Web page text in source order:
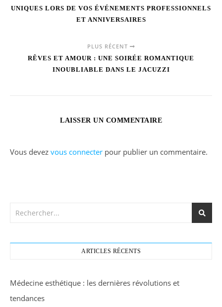
UNIQUES LORS DE VOS ÉVÉNEMENTS PROFESSIONNELS
ET ANNIVERSAIRES
PLUS RÉCENT
RÊVES ET AMOUR : UNE SOIRÉE ROMANTIQUE
INOUBLIABLE DANS LE JACUZZI
LAISSER UN COMMENTAIRE
Vous devez vous connecter pour publier un commentaire.
ARTICLES RÉCENTS
Médecine esthétique : les dernières révolutions et
tendances